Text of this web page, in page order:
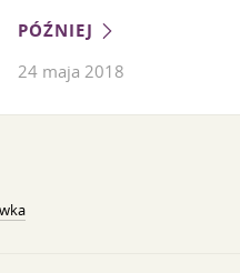
PÓŹNIEJ
24 maja 2018